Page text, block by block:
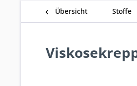
Übersicht Stoffe